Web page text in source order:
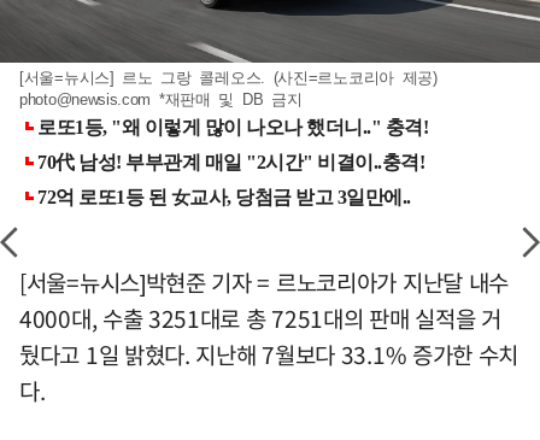
[서울=뉴시스] 르노 그랑 콜레오스. (사진=르노코리아 제공)
photo@newsis.com *재판매 및 DB 금지
[서울=뉴시스]박현준 기자 = 르노코리아가 지난달 내수
4000대, 수출 3251대로 총 7251대의 판매 실적을 거
뒀다고 1일 밝혔다. 지난해 7월보다 33.1% 증가한 수치
다.